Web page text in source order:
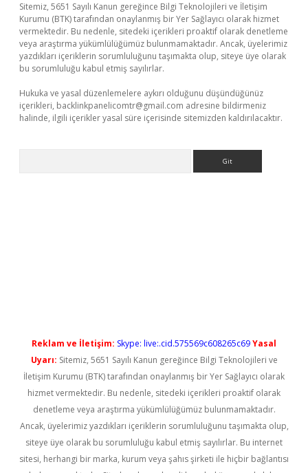
Sitemiz, 5651 Sayılı Kanun gereğince Bilgi Teknolojileri ve İletişim
Kurumu (BTK) tarafından onaylanmış bir Yer Sağlayıcı olarak hizmet
vermektedir. Bu nedenle, sitedeki içerikleri proaktif olarak denetleme
veya araştırma yükümlülüğümüz bulunmamaktadır. Ancak, üyelerimiz
yazdıkları içeriklerin sorumluluğunu taşımakta olup, siteye üye olarak
bu sorumluluğu kabul etmiş sayılırlar.
Hukuka ve yasal düzenlemelere aykırı olduğunu düşündüğünüz
içerikleri, backlinkpanelicomtr@gmail.com adresine bildirmeniz
halinde, ilgili içerikler yasal süre içerisinde sitemizden kaldırılacaktır.
Reklam ve İletişim: Skype: live:.cid.575569c608265c69Yasal
Uyarı: Sitemiz, 5651 Sayılı Kanun gereğince Bilgi Teknolojileri ve
İletişim Kurumu (BTK) tarafından onaylanmış bir Yer Sağlayıcı olarak
hizmet vermektedir. Bu nedenle, sitedeki içerikleri proaktif olarak
denetleme veya araştırma yükümlülüğümüz bulunmamaktadır.
Ancak, üyelerimiz yazdıkları içeriklerin sorumluluğunu taşımakta olup,
siteye üye olarak bu sorumluluğu kabul etmiş sayılırlar. Bu internet
sitesi, herhangi bir marka, kurum veya şahıs şirketi ile hiçbir bağlantısı